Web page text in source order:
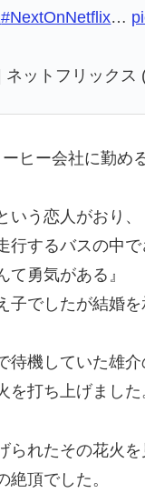
#NextOnNetflix…
ットフリックス
ヒー会社に勤め
いう恋人がおり、
行するバスの中
て勇気がある』
子でしたが結婚を
待機していた雄
打ち上げました
られたその花火を
絶頂でした。